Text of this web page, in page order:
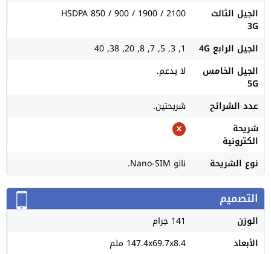
الجيل الثالث
3G
HSDPA 850 / 900 / 1900 / 2100
الجيل الرابع 4G
1, 3, 5, 7, 8, 20, 38, 40
الجيل الخامس
5G
لا يدعم.
عدد الشرائح
شريحتين.
شريحة
الكترونية
نوع الشريحة
نانو Nano-SIM.
التصميم
الوزن
141 جرام
الأبعاد
147.4x69.7x8.4 ملم